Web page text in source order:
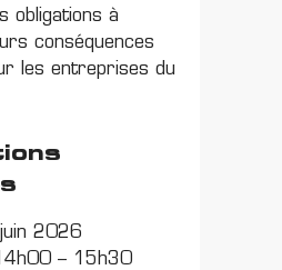
obligations à
conséquences
les entreprises du
2026
– 15h30